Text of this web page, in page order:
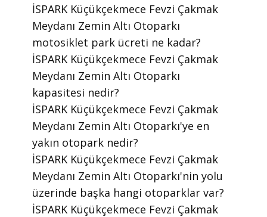
​İSPARK Küçükçekmece Fevzi Çakmak
Meydanı Zemin Altı Otoparkı
motosiklet park ücreti ne kadar?
​İSPARK Küçükçekmece Fevzi Çakmak
Meydanı Zemin Altı Otoparkı
kapasitesi nedir?
​İSPARK Küçükçekmece Fevzi Çakmak
Meydanı Zemin Altı Otoparkı'ye en
yakın otopark nedir?
​İSPARK Küçükçekmece Fevzi Çakmak
Meydanı Zemin Altı Otoparkı'nin yolu
üzerinde başka hangi otoparklar var?
​İSPARK Küçükçekmece Fevzi Çakmak